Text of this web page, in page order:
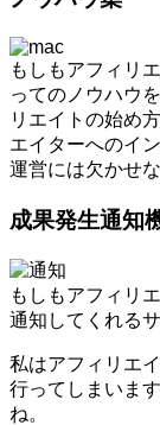
もしもアフィリ
ってのノウハウ
リエイトの始め
エイターへのイ
運営には欠かせ
成果発生通知
もしもアフィリ
通知してくれる
私はアフィリエ
行ってしまいま
ね。